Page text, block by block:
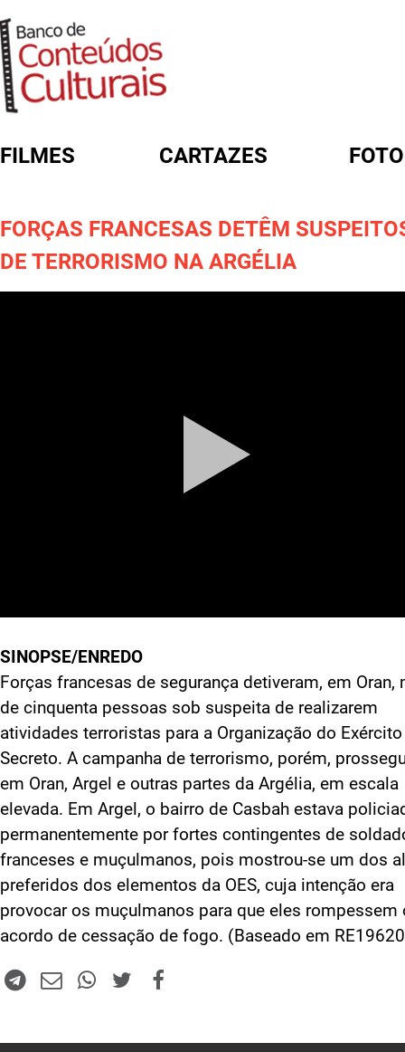
FILMES CARTAZES
FORÇAS FRANCESAS DETÊM
DE TERRORISMO NA ARGÉLIA
SINOPSE/ENREDO
Forças francesas de segurança detiveram, em Oran,
de cinquenta pessoas sob suspeita de realizarem
atividades terroristas para a Organização do Exército
Secreto. A campanha de terrorismo, porém,
em Oran, Argel e outras partes da Argélia, em escala
elevada. Em Argel, o bairro de Casbah estava
permanentemente por fortes contingentes de
franceses e muçulmanos, pois mostrou-se um dos
preferidos dos elementos da OES, cuja intenção era
provocar os muçulmanos para que eles rompessem
acordo de cessação de fogo. (Baseado em
FORMULÁRIO DE BUSCA